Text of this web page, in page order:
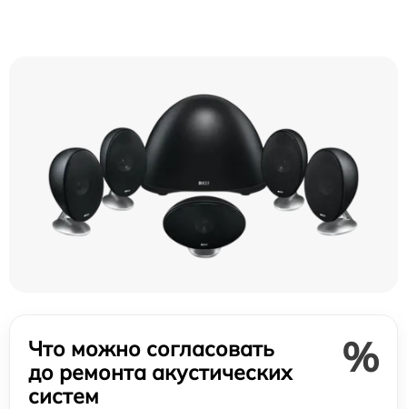
Что можно согласовать
до ремонта акустических
систем
%